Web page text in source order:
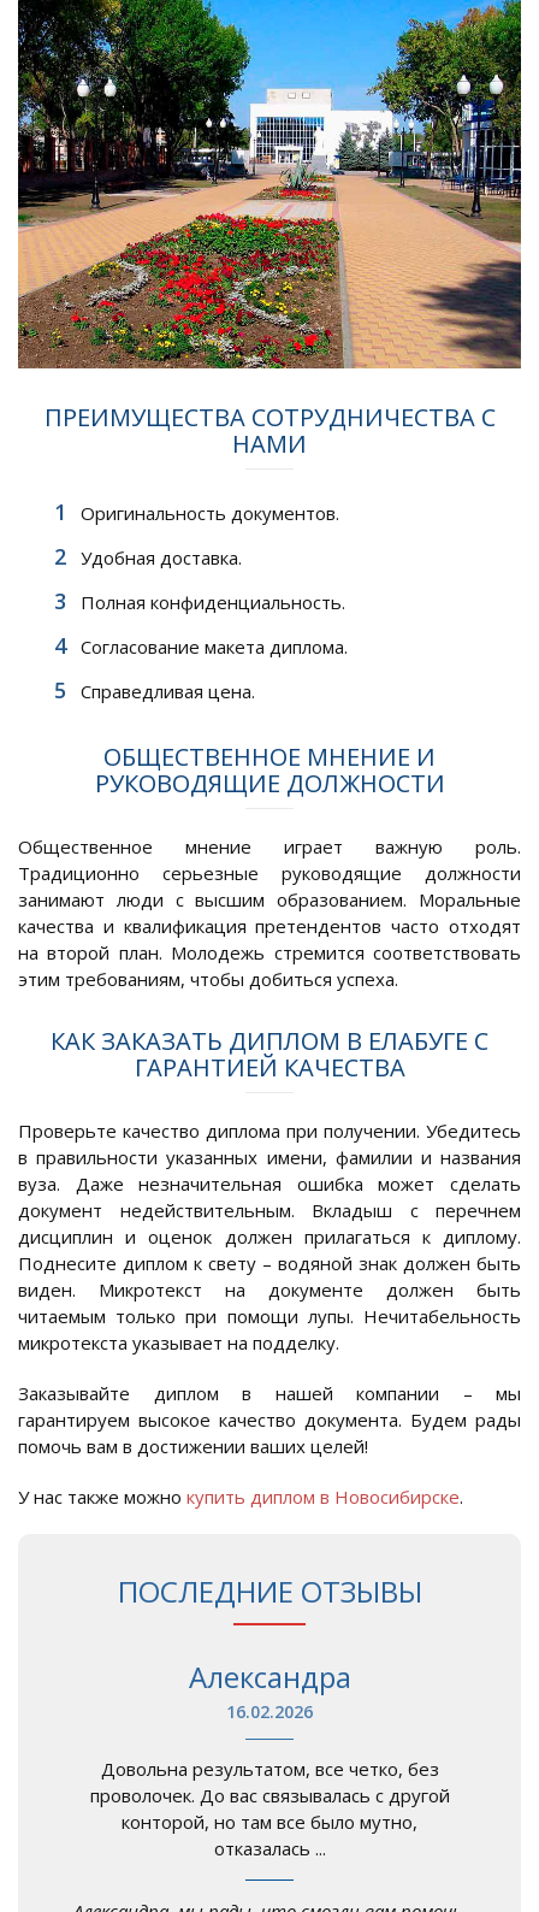
ПРЕИМУЩЕСТВА СОТРУДНИЧЕСТВА С
НАМИ
Оригинальность документов.
Удобная доставка.
Полная конфиденциальность.
Согласование макета диплома.
Справедливая цена.
ОБЩЕСТВЕННОЕ МНЕНИЕ И
РУКОВОДЯЩИЕ ДОЛЖНОСТИ
Общественное мнение играет важную роль.
Традиционно серьезные руководящие должности
занимают люди с высшим образованием. Моральные
качества и квалификация претендентов часто отходят
на второй план. Молодежь стремится соответствовать
этим требованиям, чтобы добиться успеха.
КАК ЗАКАЗАТЬ ДИПЛОМ В ЕЛАБУГЕ С
ГАРАНТИЕЙ КАЧЕСТВА
Проверьте качество диплома при получении. Убедитесь
в правильности указанных имени, фамилии и названия
вуза. Даже незначительная ошибка может сделать
документ недействительным. Вкладыш с перечнем
дисциплин и оценок должен прилагаться к диплому.
Поднесите диплом к свету – водяной знак должен быть
виден. Микротекст на документе должен быть
читаемым только при помощи лупы. Нечитабельность
микротекста указывает на подделку.
Заказывайте диплом в нашей компании – мы
гарантируем высокое качество документа. Будем рады
помочь вам в достижении ваших целей!
У нас также можно купить диплом в Новосибирске.
ПОСЛЕДНИЕ ОТЗЫВЫ
Александра
16.02.2026
Довольна результатом, все четко, без
проволочек. До вас связывалась с другой
конторой, но там все было мутно,
отказалась ...